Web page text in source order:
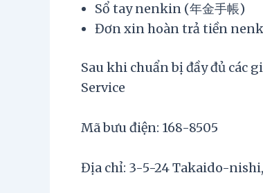
Sổ tay nenkin (年金手帳)
Đơn xin hoàn trả tiền
Sau khi chuẩn bị đầy đủ các
Service
Mã bưu điện: 168-8505
Địa chỉ: 3-5-24 Takaido-